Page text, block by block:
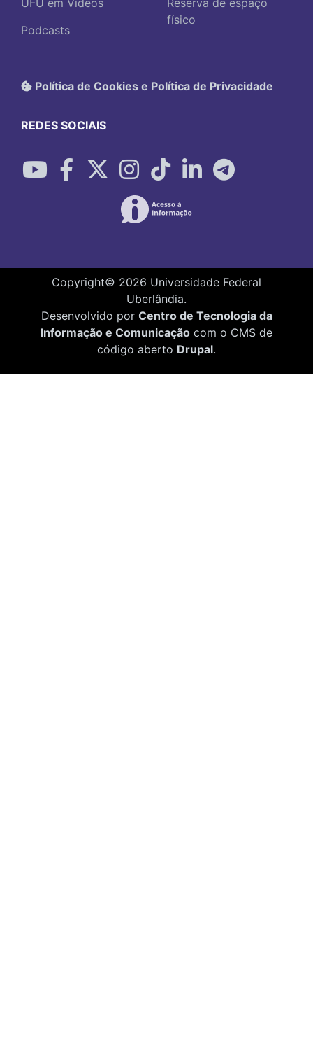
UFU em Vídeos
Podcasts
Reserva de espaço
físico
Política de Cookies e Política de Privacidade
REDES SOCIAIS
Copyright© 2026 Universidade Federal
Uberlândia.
Desenvolvido por Centro de Tecnologia da
Informação e Comunicação com o CMS de
código aberto Drupal.